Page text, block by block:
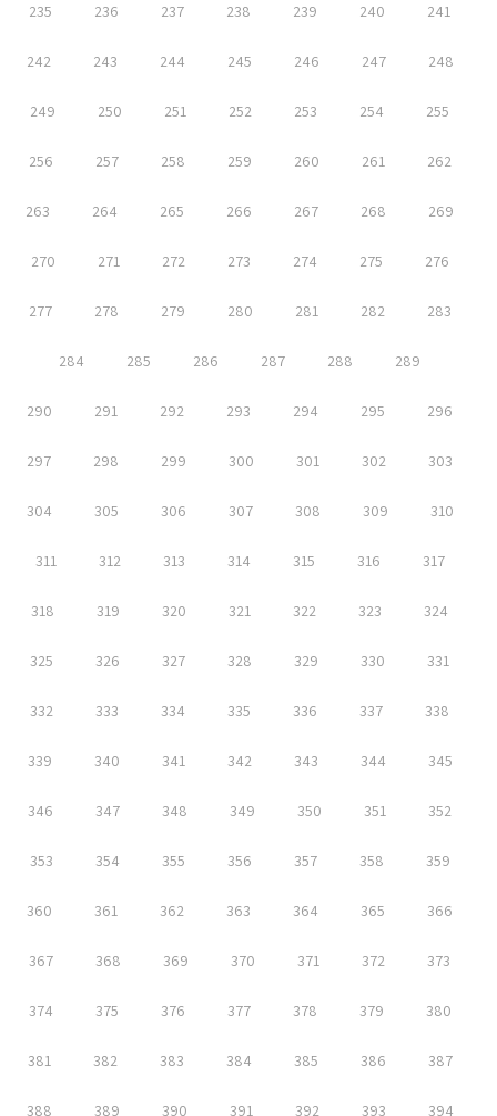
235 236 237 238 239 240 241
242 243 244 245 246 247 248
249 250 251 252 253 254 255
256 257 258 259 260 261 262
263 264 265 266 267 268 269
270 271 272 273 274 275 276
277 278 279 280 281 282 283
284 285 286 287 288 289
290 291 292 293 294 295 296
297 298 299 300 301 302 303
304 305 306 307 308 309 310
311 312 313 314 315 316 317
318 319 320 321 322 323 324
325 326 327 328 329 330 331
332 333 334 335 336 337 338
339 340 341 342 343 344 345
346 347 348 349 350 351 352
353 354 355 356 357 358 359
360 361 362 363 364 365 366
367 368 369 370 371 372 373
374 375 376 377 378 379 380
381 382 383 384 385 386 387
388 389 390 391 392 393 394